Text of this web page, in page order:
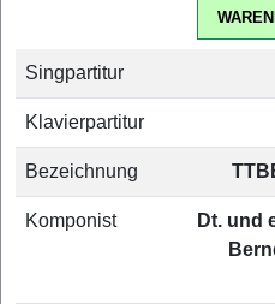
Singpartitur
Klavierpartitur
Bezeichnung
Komponist
Dt. und